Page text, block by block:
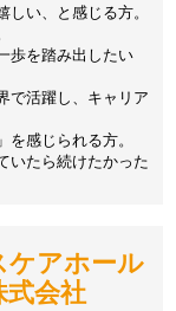
い、と感じる方。
歩を踏み出したい
で活躍し、キャリア
感じられる方。
いたら続けたかった
ケアホール
式会社